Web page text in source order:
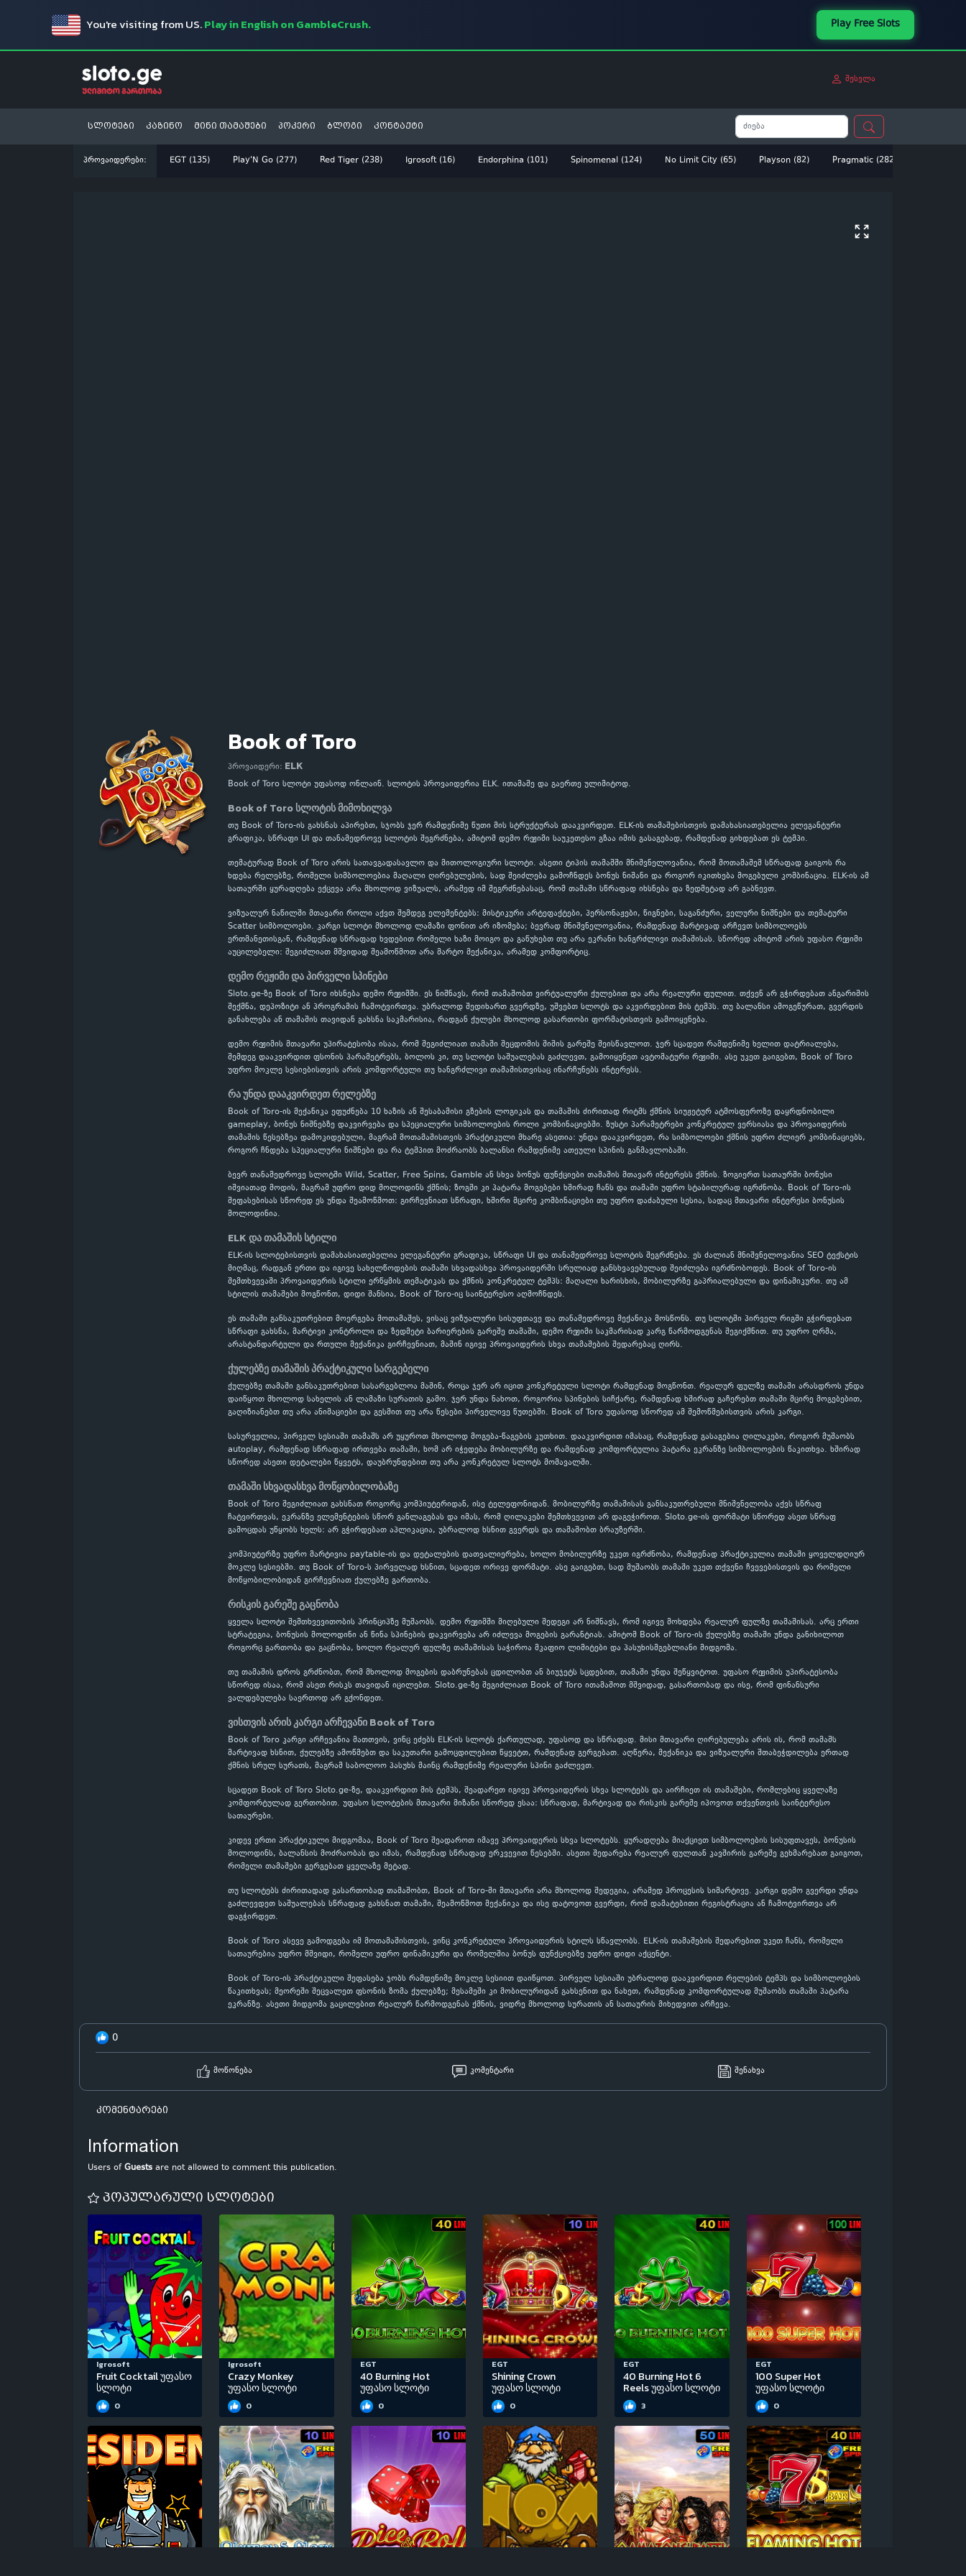
You're visiting from US.Play in English on GambleCrush. Play Free Slots
შესვლა
სლოტები კაზინო მინი თამაშები პოკერი ბლოგი კონტაქტი
პროვაიდერები: EGT (135) Play'N Go (277) Red Tiger (238) Igrosoft (16) Endorphina (101) Spinomenal (124) No Limit City (65) Playson (82) Pragmatic (282)
Book of Toro
პროვაიდერი: ELK
Book of Toro სლოტი უფასოდ ონლაინ. სლოტის პროვაიდერია ELK. ითამაშე და გაერთე ულიმიტოდ.
Book of Toro სლოტის მიმოხილვა
თუ Book of Toro-ის გახსნას აპირებთ, სჯობს ჯერ რამდენიმე წუთი მის სტრუქტურას დააკვირდეთ. ELK-ის თამაშებისთვის დამახასიათებელია ელეგანტური
გრაფიკა, სწრაფი UI და თანამედროვე სლოტის შეგრძნება, ამიტომ დემო რეჟიმი საუკეთესო გზაა იმის გასაგებად, რამდენად გიხდებათ ეს ტემპი.
თემატურად Book of Toro არის სათავგადასავლო და მითოლოგიური სლოტი. ასეთი ტიპის თამაშში მნიშვნელოვანია, რომ მოთამაშემ სწრაფად გაიგოს რა
ხდება რელებზე, რომელი სიმბოლოებია მაღალი ღირებულების, სად შეიძლება გამოჩნდეს ბონუს ნიშანი და როგორ იკითხება მოგებული კომბინაცია. ELK-ის ამ
სათაურში ყურადღება ექცევა არა მხოლოდ ვიზუალს, არამედ იმ შეგრძნებასაც, რომ თამაში სწრაფად იხსნება და ზედმეტად არ გაბნევთ.
ვიზუალურ ნაწილში მთავარი როლი აქვთ შემდეგ ელემენტებს: მისტიკური არტეფაქტები, პერსონაჟები, წიგნები, საგანძური, ველური ნიშნები და თემატური
Scatter სიმბოლოები. კარგი სლოტი მხოლოდ ლამაზი ფონით არ იზომება; ბევრად მნიშვნელოვანია, რამდენად მარტივად არჩევთ სიმბოლოებს
ერთმანეთისგან, რამდენად სწრაფად ხვდებით რომელი ხაზი მოიგო და გაწუხებთ თუ არა ეკრანი ხანგრძლივი თამაშისას. სწორედ ამიტომ არის უფასო რეჟიმი
აუცილებელი: შეგიძლიათ მშვიდად შეამოწმოთ არა მარტო მექანიკა, არამედ კომფორტიც.
დემო რეჟიმი და პირველი სპინები
Sloto.ge-ზე Book of Toro იხსნება დემო რეჟიმში. ეს ნიშნავს, რომ თამაშობთ ვირტუალური ქულებით და არა რეალური ფულით. თქვენ არ გჭირდებათ ანგარიშის
შექმნა, დეპოზიტი ან პროგრამის ჩამოტვირთვა. უბრალოდ შედიხართ გვერდზე, უშვებთ სლოტს და აკვირდებით მის ტემპს. თუ ბალანსი ამოგეწურათ, გვერდის
განახლება ან თამაშის თავიდან გახსნა საკმარისია, რადგან ქულები მხოლოდ გასართობი ფორმატისთვის გამოიყენება.
დემო რეჟიმის მთავარი უპირატესობა ისაა, რომ შეგიძლიათ თამაში შეცდომის შიშის გარეშე შეისწავლოთ. ჯერ სცადეთ რამდენიმე ხელით დატრიალება,
შემდეგ დააკვირდით ფსონის პარამეტრებს, ბოლოს კი, თუ სლოტი საშუალებას გაძლევთ, გამოიყენეთ ავტომატური რეჟიმი. ასე უკეთ გაიგებთ, Book of Toro
უფრო მოკლე სესიებისთვის არის კომფორტული თუ ხანგრძლივი თამაშისთვისაც ინარჩუნებს ინტერესს.
რა უნდა დააკვირდეთ რელებზე
Book of Toro-ის მექანიკა ეფუძნება 10 ხაზის ან შესაბამისი გზების ლოგიკას და თამაშის ძირითად რიტმს ქმნის სიუჟეტურ ატმოსფეროზე დაყრდნობილი
gameplay, ბონუს ნიშნებზე დაკვირვება და სპეციალური სიმბოლოების როლი კომბინაციებში. ზუსტი პარამეტრები კონკრეტულ ვერსიასა და პროვაიდერის
თამაშის წესებზეა დამოკიდებული, მაგრამ მოთამაშისთვის პრაქტიკული მხარე ასეთია: უნდა დააკვირდეთ, რა სიმბოლოები ქმნის უფრო ძლიერ კომბინაციებს,
როგორ ჩნდება სპეციალური ნიშნები და რა ტემპით მოძრაობს ბალანსი რამდენიმე ათეული სპინის განმავლობაში.
ბევრ თანამედროვე სლოტში Wild, Scatter, Free Spins, Gamble ან სხვა ბონუს ფუნქციები თამაშის მთავარ ინტერესს ქმნის. ზოგიერთ სათაურში ბონუსი
იშვიათად მოდის, მაგრამ უფრო დიდ მოლოდინს ქმნის; ზოგში კი პატარა მოგებები ხშირად ჩანს და თამაში უფრო სტაბილურად იგრძნობა. Book of Toro-ის
შეფასებისას სწორედ ეს უნდა შეამოწმოთ: გირჩევნიათ სწრაფი, ხშირი მცირე კომბინაციები თუ უფრო დაძაბული სესია, სადაც მთავარი ინტერესი ბონუსის
მოლოდინია.
ELK და თამაშის სტილი
ELK-ის სლოტებისთვის დამახასიათებელია ელეგანტური გრაფიკა, სწრაფი UI და თანამედროვე სლოტის შეგრძნება. ეს ძალიან მნიშვნელოვანია SEO ტექსტის
მიღმაც, რადგან ერთი და იგივე სახელწოდების თამაში სხვადასხვა პროვაიდერში სრულიად განსხვავებულად შეიძლება იგრძნობოდეს. Book of Toro-ის
შემთხვევაში პროვაიდერის სტილი ერწყმის თემატიკას და ქმნის კონკრეტულ ტემპს: მაღალი ხარისხის, მობილურზე გაპრიალებული და დინამიკური. თუ ამ
სტილის თამაშები მოგწონთ, დიდი შანსია, Book of Toro-იც საინტერესო აღმოჩნდეს.
ეს თამაში განსაკუთრებით მოერგება მოთამაშეს, ვისაც ვიზუალური სისუფთავე და თანამედროვე მექანიკა მოსწონს. თუ სლოტში პირველ რიგში გჭირდებათ
სწრაფი გახსნა, მარტივი კონტროლი და ზედმეტი ბარიერების გარეშე თამაში, დემო რეჟიმი საკმარისად კარგ წარმოდგენას შეგიქმნით. თუ უფრო ღრმა,
არასტანდარტული და რთული მექანიკა გირჩევნიათ, მაშინ იგივე პროვაიდერის სხვა თამაშების შედარებაც ღირს.
ქულებზე თამაშის პრაქტიკული სარგებელი
ქულებზე თამაში განსაკუთრებით სასარგებლოა მაშინ, როცა ჯერ არ იცით კონკრეტული სლოტი რამდენად მოგწონთ. რეალურ ფულზე თამაში არასდროს უნდა
დაიწყოთ მხოლოდ სახელის ან ლამაზი სურათის გამო. ჯერ უნდა ნახოთ, როგორია სპინების სიჩქარე, რამდენად ხშირად გაჩერებთ თამაში მცირე მოგებებით,
გაღიზიანებთ თუ არა ანიმაციები და გესმით თუ არა წესები პირველივე წუთებში. Book of Toro უფასოდ სწორედ ამ შემოწმებისთვის არის კარგი.
სასურველია, პირველ სესიაში თამაშს არ უყუროთ მხოლოდ მოგება-წაგების კუთხით. დააკვირდით იმასაც, რამდენად გასაგებია ღილაკები, როგორ მუშაობს
autoplay, რამდენად სწრაფად ირთვება თამაში, ხომ არ იჭედება მობილურზე და რამდენად კომფორტულია პატარა ეკრანზე სიმბოლოების წაკითხვა. ხშირად
სწორედ ასეთი დეტალები წყვეტს, დაუბრუნდებით თუ არა კონკრეტულ სლოტს მომავალში.
თამაში სხვადასხვა მოწყობილობაზე
Book of Toro შეგიძლიათ გახსნათ როგორც კომპიუტერიდან, ისე ტელეფონიდან. მობილურზე თამაშისას განსაკუთრებული მნიშვნელობა აქვს სწრაფ
ჩატვირთვას, ეკრანზე ელემენტების სწორ განლაგებას და იმას, რომ ღილაკები შემთხვევით არ დაგეჭიროთ. Sloto.ge-ის ფორმატი სწორედ ასეთ სწრაფ
გამოცდას უწყობს ხელს: არ გჭირდებათ აპლიკაცია, უბრალოდ ხსნით გვერდს და თამაშობთ ბრაუზერში.
კომპიუტერზე უფრო მარტივია paytable-ის და დეტალების დათვალიერება, ხოლო მობილურზე უკეთ იგრძნობა, რამდენად პრაქტიკულია თამაში ყოველდღიურ
მოკლე სესიებში. თუ Book of Toro-ს პირველად ხსნით, სცადეთ ორივე ფორმატი. ასე გაიგებთ, სად მუშაობს თამაში უკეთ თქვენი ჩვევებისთვის და რომელი
მოწყობილობიდან გირჩევნიათ ქულებზე გართობა.
რისკის გარეშე გაცნობა
ყველა სლოტი შემთხვევითობის პრინციპზე მუშაობს. დემო რეჟიმში მიღებული შედეგი არ ნიშნავს, რომ იგივე მოხდება რეალურ ფულზე თამაშისას. არც ერთი
სტრატეგია, ბონუსის მოლოდინი ან წინა სპინების დაკვირვება არ იძლევა მოგების გარანტიას. ამიტომ Book of Toro-ის ქულებზე თამაში უნდა განიხილოთ
როგორც გართობა და გაცნობა, ხოლო რეალურ ფულზე თამაშისას საჭიროა მკაფიო ლიმიტები და პასუხისმგებლიანი მიდგომა.
თუ თამაშის დროს გრძნობთ, რომ მხოლოდ მოგების დაბრუნებას ცდილობთ ან ბიუჯეტს სცდებით, თამაში უნდა შეწყვიტოთ. უფასო რეჟიმის უპირატესობა
სწორედ ისაა, რომ ასეთ რისკს თავიდან იცილებთ. Sloto.ge-ზე შეგიძლიათ Book of Toro ითამაშოთ მშვიდად, გასართობად და ისე, რომ ფინანსური
ვალდებულება საერთოდ არ გქონდეთ.
ვისთვის არის კარგი არჩევანი Book of Toro
Book of Toro კარგი არჩევანია მათთვის, ვინც ეძებს ELK-ის სლოტს ქართულად, უფასოდ და სწრაფად. მისი მთავარი ღირებულება არის ის, რომ თამაშს
მარტივად ხსნით, ქულებზე ამოწმებთ და საკუთარი გამოცდილებით წყვეტთ, რამდენად გერგებათ. აღწერა, მექანიკა და ვიზუალური შთაბეჭდილება ერთად
ქმნის სრულ სურათს, მაგრამ საბოლოო პასუხს მაინც რამდენიმე რეალური სპინი გაძლევთ.
სცადეთ Book of Toro Sloto.ge-ზე, დააკვირდით მის ტემპს, შეადარეთ იგივე პროვაიდერის სხვა სლოტებს და აირჩიეთ ის თამაშები, რომლებიც ყველაზე
კომფორტულად გერთობით. უფასო სლოტების მთავარი მიზანი სწორედ ესაა: სწრაფად, მარტივად და რისკის გარეშე იპოვოთ თქვენთვის საინტერესო
სათაურები.
კიდევ ერთი პრაქტიკული მიდგომაა, Book of Toro შეადაროთ იმავე პროვაიდერის სხვა სლოტებს. ყურადღება მიაქციეთ სიმბოლოების სისუფთავეს, ბონუსის
მოლოდინს, ბალანსის მოძრაობას და იმას, რამდენად სწრაფად ერკვევით წესებში. ასეთი შედარება რეალურ ფულთან კავშირის გარეშე გეხმარებათ გაიგოთ,
რომელი თამაშები გერგებათ ყველაზე მეტად.
თუ სლოტებს ძირითადად გასართობად თამაშობთ, Book of Toro-ში მთავარი არა მხოლოდ შედეგია, არამედ პროცესის სიმარტივე. კარგი დემო გვერდი უნდა
გაძლევდეთ საშუალებას სწრაფად გახსნათ თამაში, შეამოწმოთ მექანიკა და ისე დატოვოთ გვერდი, რომ დამატებითი რეგისტრაცია ან ჩამოტვირთვა არ
დაგჭირდეთ.
Book of Toro ასევე გამოდგება იმ მოთამაშისთვის, ვინც კონკრეტული პროვაიდერის სტილს სწავლობს. ELK-ის თამაშების შედარებით უკეთ ჩანს, რომელი
სათაურებია უფრო მშვიდი, რომელი უფრო დინამიკური და რომელშია ბონუს ფუნქციებზე უფრო დიდი აქცენტი.
Book of Toro-ის პრაქტიკული შეფასება ჯობს რამდენიმე მოკლე სესიით დაიწყოთ. პირველ სესიაში უბრალოდ დააკვირდით რელების ტემპს და სიმბოლოების
წაკითხვას; მეორეში შეცვალეთ ფსონის ზომა ქულებზე; მესამეში კი მობილურიდან გახსენით და ნახეთ, რამდენად კომფორტულად მუშაობს თამაში პატარა
ეკრანზე. ასეთი მიდგომა გაცილებით რეალურ წარმოდგენას ქმნის, ვიდრე მხოლოდ სურათის ან სათაურის მიხედვით არჩევა.
0
მოწონება კომენტარი შენახვა
კომენტარები
Information
Users ofGuests are not allowed to comment this publication.
პოპულარული სლოტები
Igrosoft
Fruit Cocktail უფასო
სლოტი
0
Igrosoft
Crazy Monkey
უფასო სლოტი
0
EGT
40 Burning Hot
უფასო სლოტი
0
EGT
Shining Crown
უფასო სლოტი
0
EGT
40 Burning Hot 6
Reels უფასო სლოტი
3
EGT
100 Super Hot
უფასო სლოტი
0